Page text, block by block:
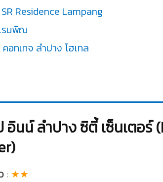
Residence Lampang
รมพิณ
คอทเทจ ลำปาง โฮเทล
อินน์ ลำปาง ซิตี้ เซ็นเตอ
: ★★